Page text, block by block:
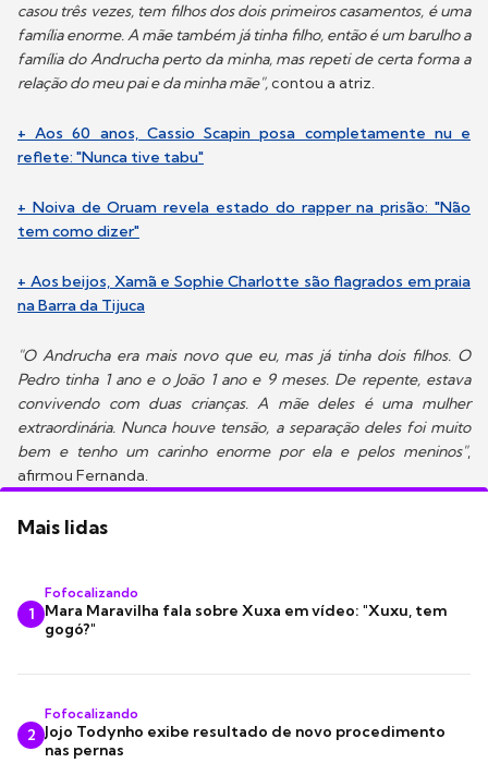
casou três vezes, tem filhos dos dois primeiros casamentos, é uma
família enorme. A mãe também já tinha filho, então é um barulho a
família do Andrucha perto da minha, mas repeti de certa forma a
relação do meu pai e da minha mãe",contou a atriz.
+ Aos 60 anos, Cassio Scapin posa completamente nu e
reflete: "Nunca tive tabu"
+ Noiva de Oruam revela estado do rapper na prisão: "Não
tem como dizer"
+ Aos beijos, Xamã e Sophie Charlotte são flagrados em praia
na Barra da Tijuca
"O Andrucha era mais novo que eu, mas já tinha dois filhos. O
Pedro tinha 1 ano e o João 1 ano e 9 meses. De repente, estava
convivendo com duas crianças. A mãe deles é uma mulher
extraordinária. Nunca houve tensão, a separação deles foi muito
bem e tenho um carinho enorme por ela e pelos meninos",
afirmou Fernanda.
Mais lidas
1
Fofocalizando
Mara Maravilha fala sobre Xuxa em vídeo: "Xuxu, tem
gogó?"
2
Fofocalizando
Jojo Todynho exibe resultado de novo procedimento
nas pernas